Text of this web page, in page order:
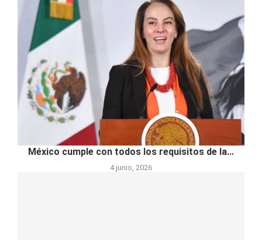
México cumple con todos los requisitos de la...
4 junio, 2026